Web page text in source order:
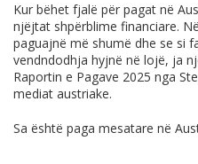
Kur bëhet fjalë për pagat në
njëjtat shpërblime financiare.
paguajnë më shumë dhe se si
vendndodhja hyjnë në lojë, ja
Raportin e Pagave 2025 nga
mediat austriake.
Sa është paga mesatare në